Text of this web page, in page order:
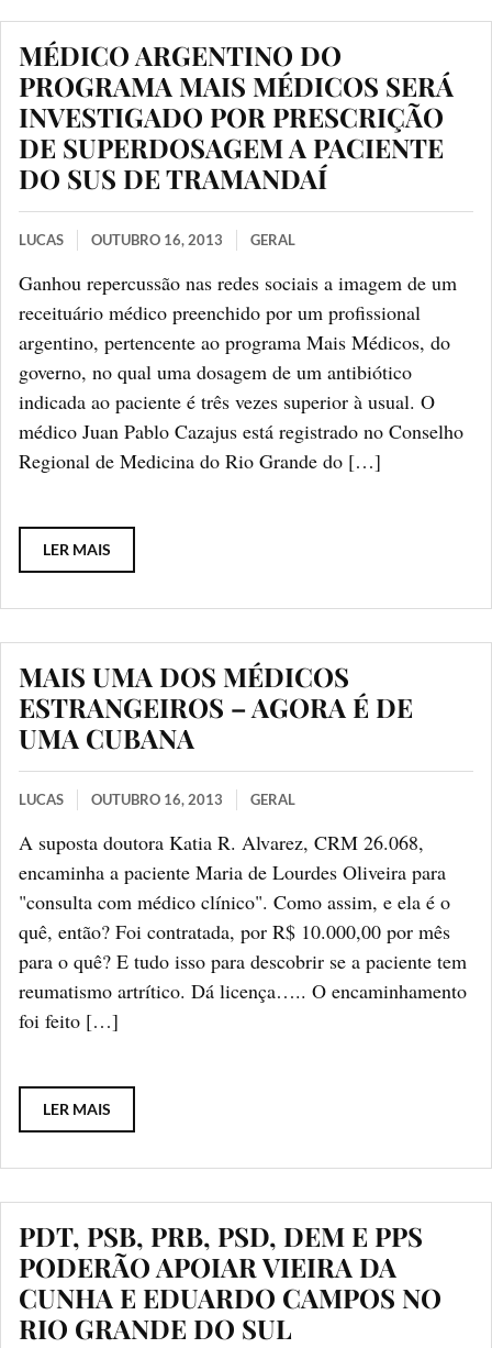
MÉDICO ARGENTINO DO
PROGRAMA MAIS MÉDICOS SERÁ
INVESTIGADO POR PRESCRIÇÃO
DE SUPERDOSAGEM A PACIENTE
DO SUS DE TRAMANDAÍ
LUCAS OUTUBRO 16, 2013 GERAL
Ganhou repercussão nas redes sociais a imagem de um
receituário médico preenchido por um profissional
argentino, pertencente ao programa Mais Médicos, do
governo, no qual uma dosagem de um antibiótico
indicada ao paciente é três vezes superior à usual. O
médico Juan Pablo Cazajus está registrado no Conselho
Regional de Medicina do Rio Grande do […]
LER MAIS
MAIS UMA DOS MÉDICOS
ESTRANGEIROS – AGORA É DE
UMA CUBANA
LUCAS OUTUBRO 16, 2013 GERAL
A suposta doutora Katia R. Alvarez, CRM 26.068,
encaminha a paciente Maria de Lourdes Oliveira para
"consulta com médico clínico". Como assim, e ela é o
quê, então? Foi contratada, por R$ 10.000,00 por mês
para o quê? E tudo isso para descobrir se a paciente tem
reumatismo artrítico. Dá licença….. O encaminhamento
foi feito […]
LER MAIS
PDT, PSB, PRB, PSD, DEM E PPS
PODERÃO APOIAR VIEIRA DA
CUNHA E EDUARDO CAMPOS NO
RIO GRANDE DO SUL